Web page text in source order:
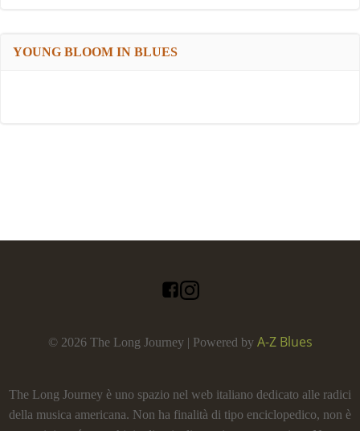
YOUNG BLOOM IN BLUES
© 2026 The Long Journey | Powered by A-Z Blues
The Long Journey è uno spazio nel web italiano dedicato alle radici
della musica americana. Non ha finalità di tipo enciclopedico, non è